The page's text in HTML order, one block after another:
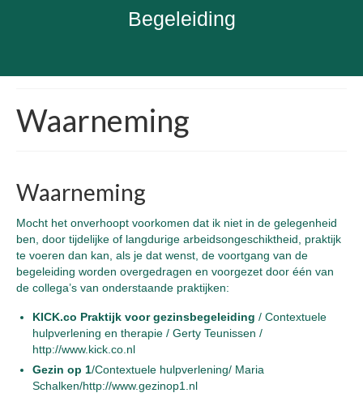
Begeleiding
Waarneming
Waarneming
Mocht het onverhoopt voorkomen dat ik niet in de gelegenheid
ben, door tijdelijke of langdurige arbeidsongeschiktheid, praktijk
te voeren dan kan, als je dat wenst, de voortgang van de
begeleiding worden overgedragen en voorgezet door één van
de collega’s van onderstaande praktijken:
KICK.co Praktijk voor gezinsbegeleiding / Contextuele
hulpverlening en therapie / Gerty Teunissen /
http://www.kick.co.nl
Gezin op 1/Contextuele hulpverlening/ Maria
Schalken/http://www.gezinop1.nl